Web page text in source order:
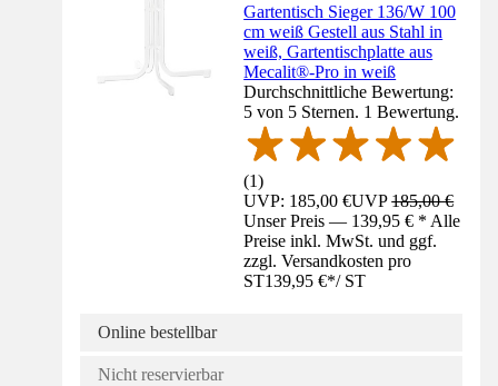
Gartentisch Sieger 136/W 100
cm weiß Gestell aus Stahl in
weiß, Gartentischplatte aus
Mecalit®-Pro in weiß
Durchschnittliche Bewertung:
5 von 5 Sternen. 1 Bewertung.
(1)
UVP: 185,00 €UVP185,00 €
Unser Preis — 139,95 € * Alle
Preise inkl. MwSt. und ggf.
zzgl. Versandkosten pro
ST139,95 €*/ ST
Online bestellbar
Nicht reservierbar